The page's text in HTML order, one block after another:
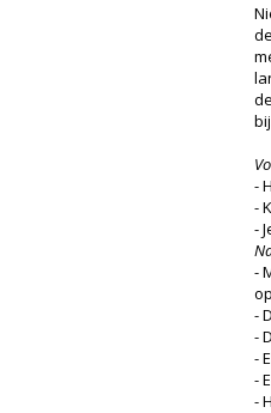
-
-
-
-
-
-
-
-
-